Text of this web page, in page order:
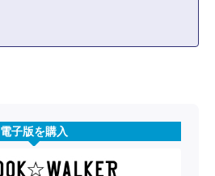
電子版を購入